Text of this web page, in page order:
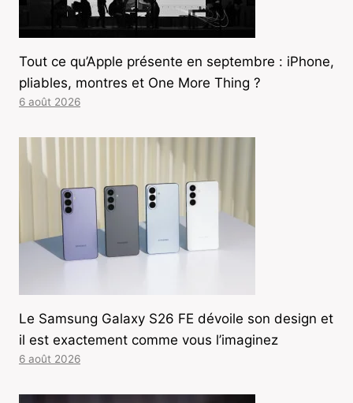
Tout ce qu’Apple présente en septembre : iPhone,
pliables, montres et One More Thing ?
6 août 2026
Le Samsung Galaxy S26 FE dévoile son design et
il est exactement comme vous l’imaginez
6 août 2026